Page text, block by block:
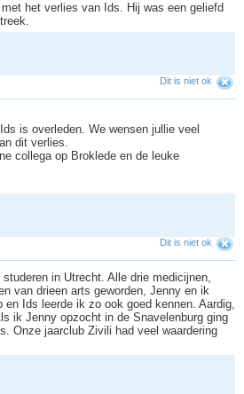
het verlies van Ids. Hij was een geliefd
Dit is niet ok
is overleden. We wensen jullie veel
dit verlies.
collega op Broklede en de leuke
Dit is niet ok
in Utrecht. Alle drie medicijnen,
van drieen arts geworden, Jenny en ik
en Ids leerde ik zo ook goed kennen. Aardig,
ik Jenny opzocht in de Snavelenburg ging
Onze jaarclub Zivili had veel waardering